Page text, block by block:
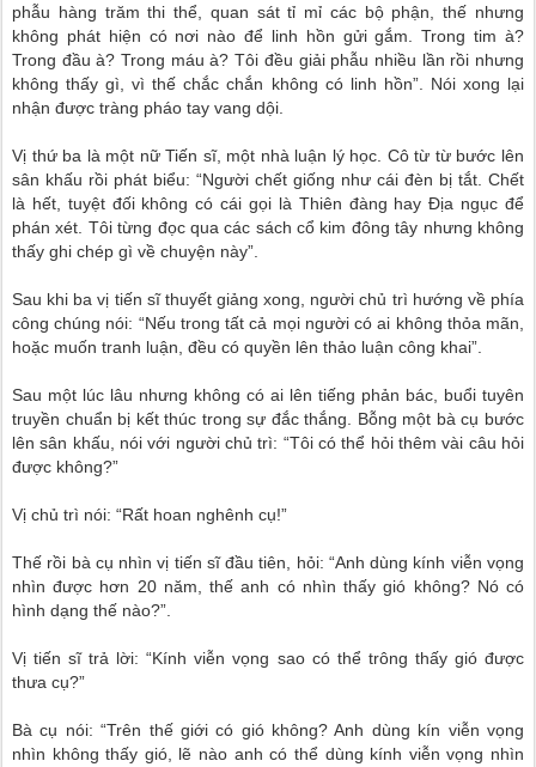
phẫu hàng trăm thi thể, quan sát tỉ mỉ các bộ phận, thế nhưng
không phát hiện có nơi nào để linh hồn gửi gắm. Trong tim à?
Trong đầu à? Trong máu à? Tôi đều giải phẫu nhiều lần rồi nhưng
không thấy gì, vì thế chắc chắn không có linh hồn”. Nói xong lại
nhận được tràng pháo tay vang dội.
Vị thứ ba là một nữ Tiến sĩ, một nhà luận lý học. Cô từ từ bước lên
sân khấu rồi phát biểu: “Người chết giống như cái đèn bị tắt. Chết
là hết, tuyệt đối không có cái gọi là Thiên đàng hay Địa ngục để
phán xét. Tôi từng đọc qua các sách cổ kim đông tây nhưng không
thấy ghi chép gì về chuyện này”.
Sau khi ba vị tiến sĩ thuyết giảng xong, người chủ trì hướng về phía
công chúng nói: “Nếu trong tất cả mọi người có ai không thỏa mãn,
hoặc muốn tranh luận, đều có quyền lên thảo luận công khai”.
Sau một lúc lâu nhưng không có ai lên tiếng phản bác, buổi tuyên
truyền chuẩn bị kết thúc trong sự đắc thắng. Bỗng một bà cụ bước
lên sân khấu, nói với người chủ trì: “Tôi có thể hỏi thêm vài câu hỏi
được không?”
Vị chủ trì nói: “Rất hoan nghênh cụ!”
Thế rồi bà cụ nhìn vị tiến sĩ đầu tiên, hỏi: “Anh dùng kính viễn vọng
nhìn được hơn 20 năm, thế anh có nhìn thấy gió không? Nó có
hình dạng thế nào?”.
Vị tiến sĩ trả lời: “Kính viễn vọng sao có thể trông thấy gió được
thưa cụ?”
Bà cụ nói: “Trên thế giới có gió không? Anh dùng kín viễn vọng
nhìn không thấy gió, lẽ nào anh có thể dùng kính viễn vọng nhìn